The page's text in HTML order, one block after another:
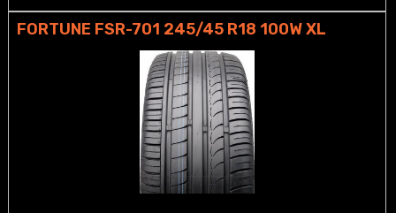
FORTUNE FSR-701 245/45 R18 100W XL